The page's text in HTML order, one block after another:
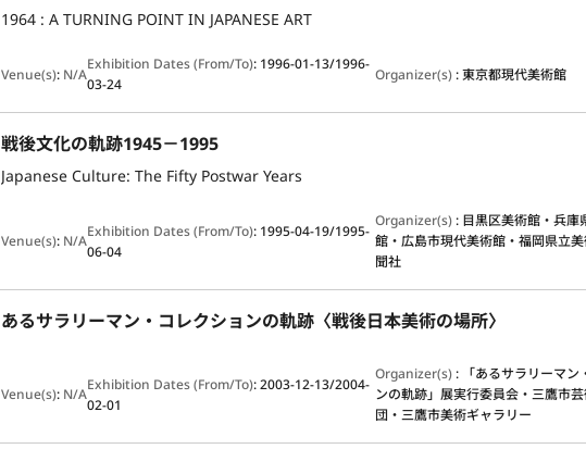
1964 : A TURNING POINT IN JAPANESE ART
Venue(s): N/A
Exhibition Dates (From/To): 1996-01-13/1996-
03-24
Organizer(s):東京都現代美術館
戦後文化の軌跡1945－1995
Japanese Culture: The Fifty Postwar Years
Venue(s): N/A
Exhibition Dates (From/To): 1995-04-19/1995-
06-04
Organizer(s): 目黒区美術館・兵庫
館・広島市現代美術館・福岡県立
聞社
あるサラリーマン・コレクションの軌跡〈戦後日本美術の場所〉
Venue(s): N/A
Exhibition Dates (From/To):2003-12-13/2004-
02-01
Organizer(s): 「あるサラリーマン
ンの軌跡」展実行委員会・三鷹市
団・三鷹市美術ギャラリー